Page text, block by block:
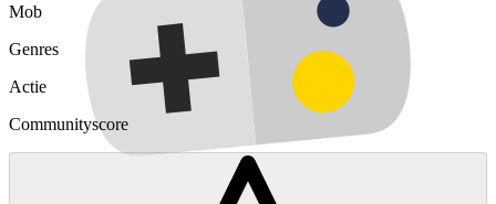
Mob
Genres
Actie
Communityscore